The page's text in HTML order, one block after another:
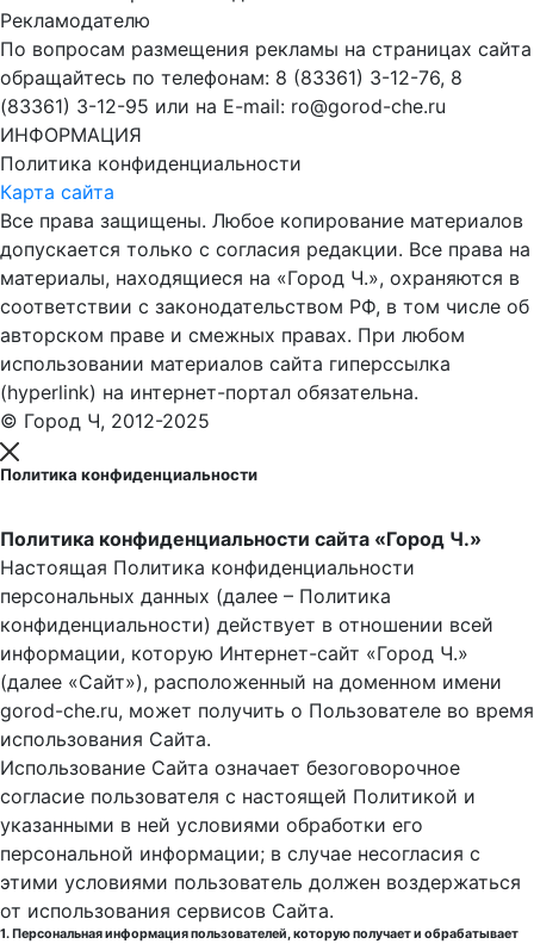
Рекламодателю
По вопросам размещения рекламы на страницах сайта
обращайтесь по телефонам: 8 (83361) 3-12-76, 8
(83361) 3-12-95 или на E-mail: ro@gorod-che.ru
ИНФОРМАЦИЯ
Политика конфиденциальности
Карта сайта
Все права защищены. Любое копирование материалов
допускается только с согласия редакции. Все права на
материалы, находящиеся на «Город Ч.», охраняются в
соответствии с законодательством РФ, в том числе об
авторском праве и смежных правах. При любом
использовании материалов сайта гиперссылка
(hyperlink) на интернет-портал обязательна.
© Город Ч, 2012-2025
Политика конфиденциальности
Политика конфиденциальности сайта «Город Ч.»
Настоящая Политика конфиденциальности
персональных данных (далее – Политика
конфиденциальности) действует в отношении всей
информации, которую Интернет-сайт «Город Ч.»
(далее «Сайт»), расположенный на доменном имени
gorod-che.ru, может получить о Пользователе во время
использования Cайта.
Использование Сайта означает безоговорочное
согласие пользователя с настоящей Политикой и
указанными в ней условиями обработки его
персональной информации; в случае несогласия с
этими условиями пользователь должен воздержаться
от использования сервисов Сайта.
1. Персональная информация пользователей, которую получает и обрабатывает